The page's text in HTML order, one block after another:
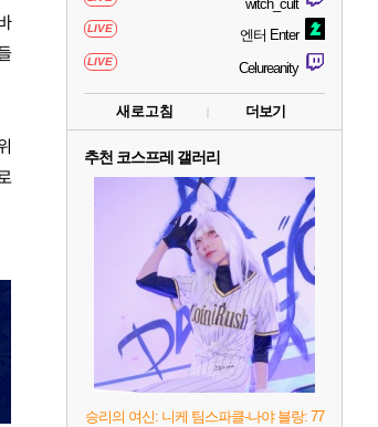
witch_cult
LIVE 엔터 Enter
LIVE Celureanity
새로고침 더보기
추천 코스프레 갤러리
승리의 여신: 니케 팀스파클-나야 블랑: 77